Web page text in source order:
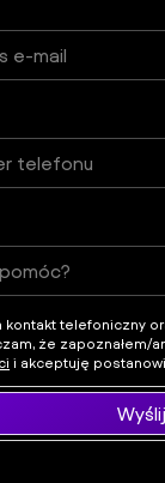
kontakt telefoniczny
że zapoznałem/
i akceptuję
Wyślij